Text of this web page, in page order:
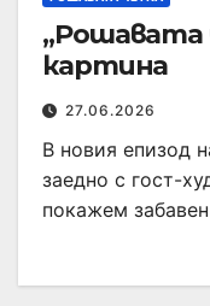
„Рошавата
картина
27.06.2026
В новия епизод
заедно с гост-
покажем